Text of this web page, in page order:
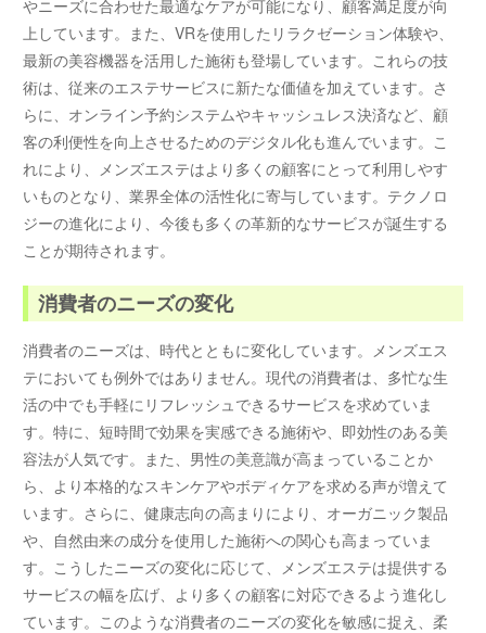
やニーズに合わせた最適なケアが可能になり、顧客満足度が向
上しています。また、VRを使用したリラクゼーション体験や、
最新の美容機器を活用した施術も登場しています。これらの技
術は、従来のエステサービスに新たな価値を加えています。さ
らに、オンライン予約システムやキャッシュレス決済など、顧
客の利便性を向上させるためのデジタル化も進んでいます。こ
れにより、メンズエステはより多くの顧客にとって利用しやす
いものとなり、業界全体の活性化に寄与しています。テクノロ
ジーの進化により、今後も多くの革新的なサービスが誕生する
ことが期待されます。
消費者のニーズの変化
消費者のニーズは、時代とともに変化しています。メンズエス
テにおいても例外ではありません。現代の消費者は、多忙な生
活の中でも手軽にリフレッシュできるサービスを求めていま
す。特に、短時間で効果を実感できる施術や、即効性のある美
容法が人気です。また、男性の美意識が高まっていることか
ら、より本格的なスキンケアやボディケアを求める声が増えて
います。さらに、健康志向の高まりにより、オーガニック製品
や、自然由来の成分を使用した施術への関心も高まっていま
す。こうしたニーズの変化に応じて、メンズエステは提供する
サービスの幅を広げ、より多くの顧客に対応できるよう進化し
ています。このような消費者のニーズの変化を敏感に捉え、柔